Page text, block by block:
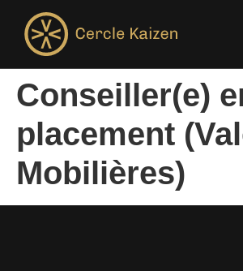
Conseiller(e)
placement
Mobilières)